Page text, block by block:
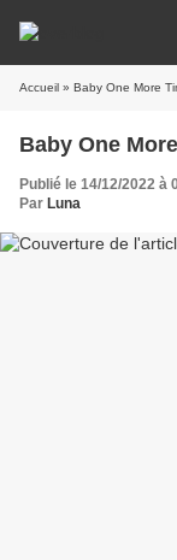
Accueil » Baby One More
Baby One
Publié le 14/12/2022 à
Par Luna